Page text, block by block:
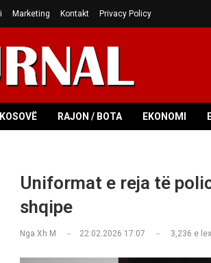
Marketing Kontakt Privacy Policy
KOSOVË RAJON / BOTA EKONOMI
Uniformat e reja të
shqipe
Nga Xh M 22.02.2026 17:07 3,236 e